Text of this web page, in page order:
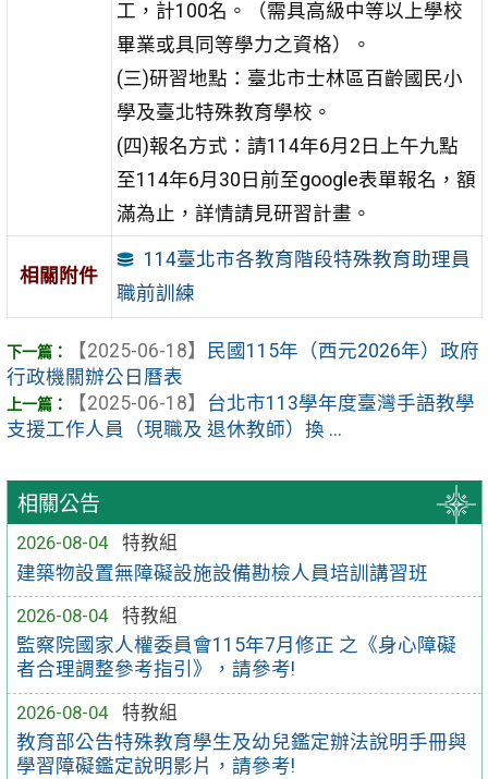
相關公告
2026-08-04
特教組
建築物設置無障礙設施設備勘檢人員培訓講習班
2026-08-04
特教組
監察院國家人權委員會115年7月修正 之《身心障礙
者合理調整參考指引》，請參考!
2026-08-04
特教組
教育部公告特殊教育學生及幼兒鑑定辦法說明手冊與
學習障礙鑑定說明影片，請參考!
工，計100名。（需具高級中等以上學校
畢業或具同等學力之資格）。
(三)研習地點：臺北市士林區百齡國民小
學及臺北特殊教育學校。
(四)報名方式：請114年6月2日上午九點
至114年6月30日前至google表單報名，額
滿為止，詳情請見研習計畫。
相關附件
114臺北市各教育階段特殊教育助理員
職前訓練
【2025-06-18】
民國115年（西元2026年）政府
行政機關辦公日曆表
【2025-06-18】
台北市113學年度臺灣手語教學
支援工作人員（現職及 退休教師）換 ...